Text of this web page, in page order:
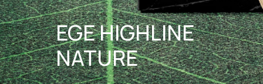
EGE HIGHLINE
NATURE